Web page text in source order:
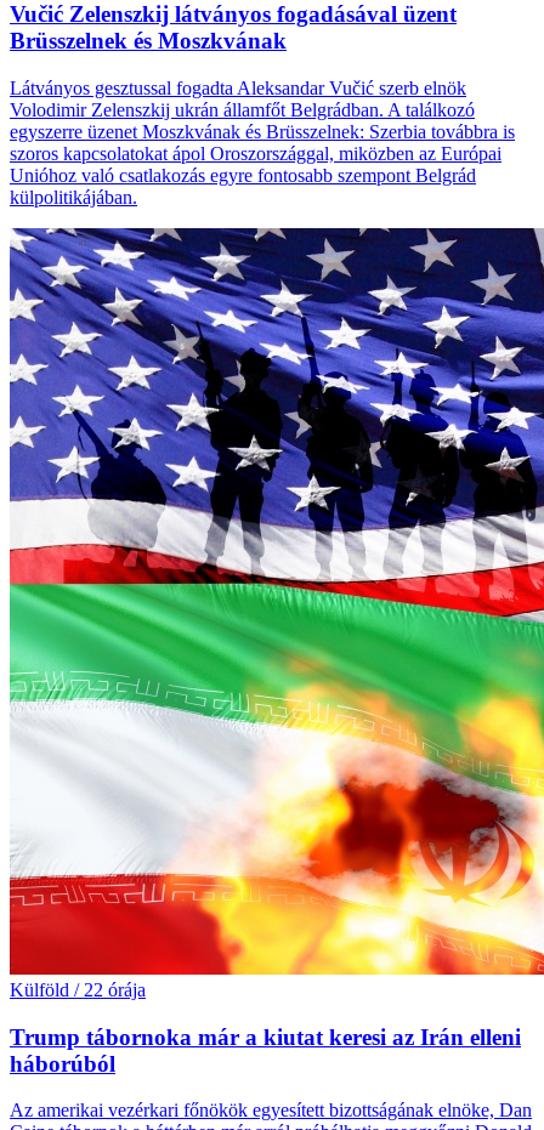
Vučić Zelenszkij látványos fogadásával üzent
Brüsszelnek és Moszkvának
Látványos gesztussal fogadta Aleksandar Vučić szerb elnök
Volodimir Zelenszkij ukrán államfőt Belgrádban. A találkozó
egyszerre üzenet Moszkvának és Brüsszelnek: Szerbia továbbra is
szoros kapcsolatokat ápol Oroszországgal, miközben az Európai
Unióhoz való csatlakozás egyre fontosabb szempont Belgrád
külpolitikájában.
Külföld / 22 órája
Trump tábornoka már a kiutat keresi az Irán elleni
háborúból
Az amerikai vezérkari főnökök egyesített bizottságának elnöke, Dan